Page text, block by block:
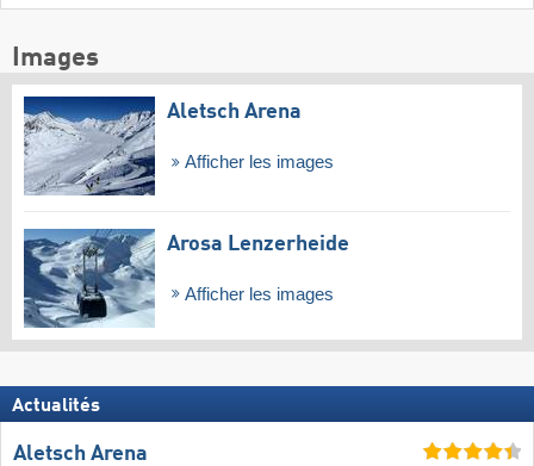
Images
Aletsch Arena
Afficher les images
Arosa Lenzerheide
Afficher les images
Actualités
Aletsch Arena